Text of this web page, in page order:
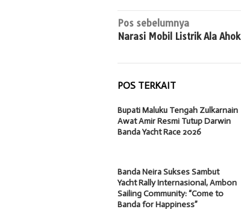
Navigasi
pos
Pos sebelumnya
Narasi Mobil Listrik Ala Ahok
POS TERKAIT
Bupati Maluku Tengah Zulkarnain
Awat Amir Resmi Tutup Darwin
Banda Yacht Race 2026
Banda Neira Sukses Sambut
Yacht Rally Internasional, Ambon
Sailing Community: “Come to
Banda for Happiness”